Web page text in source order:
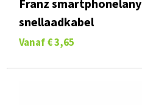
Franz
snellaadkabel
Vanaf € 3,65